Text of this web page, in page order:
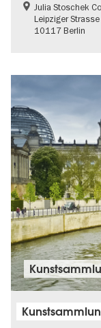
Julia Stoschek
Leipziger
10117 Berlin